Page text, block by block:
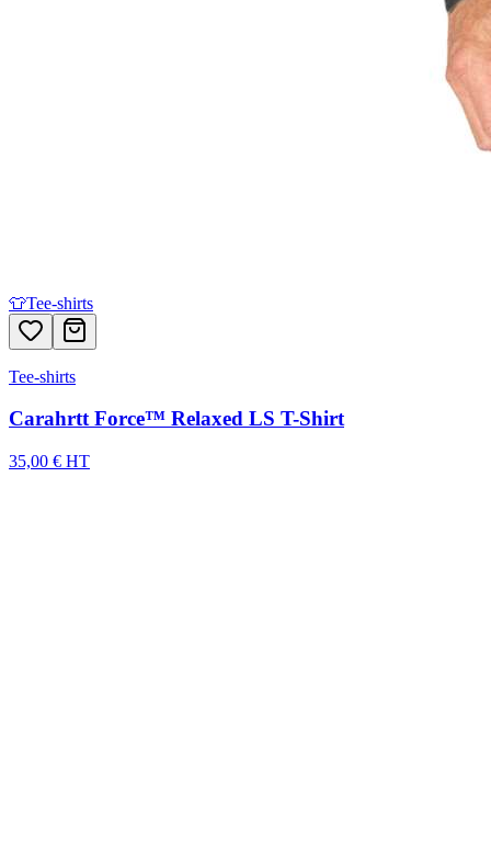
👕Tee-shirts
Tee-shirts
Carahrtt Force™ Relaxed LS T-Shirt
35,00 € HT